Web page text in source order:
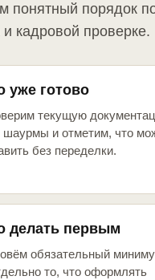
понятный порядок
и кадровой проверке.
уже готово
текущую
шаурмы и отметим, что
без переделки.
делать первым
обязательный
то, что оформлять